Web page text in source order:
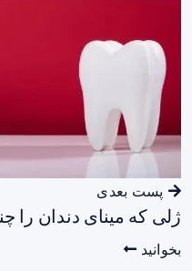
پست بعدی
ژلی که مینای دندان را
بخوانید